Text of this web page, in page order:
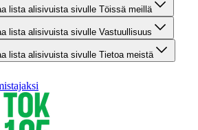
lista alisivuista sivulle Töissä meillä
lista alisivuista sivulle Vastuullisuus
lista alisivuista sivulle Tietoa meistä